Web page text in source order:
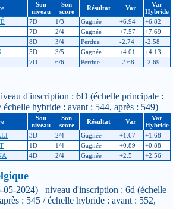
Son
niveau
Son
score
Résultat Var
Var
Hybride
7D 1/3 Gagnée +6.94
+6.82
7D 2/4 Gagnée +7.57
+7.69
8D 3/4 Perdue -2.74
-2.58
5D 3/5 Gagnée +4.01
+4.13
7D 6/6 Perdue -2.68 -2.69
d'inscription : 6D (échelle principale :
échelle hybride : avant : 544, après : 549)
Son
niveau
Son
score
Résultat Var
Var
Hybride
3D 2/4 Gagnée +1.67
+1.68
1D 1/4 Gagnée +0.89
+0.88
4D 2/4 Gagnée +2.5 +2.56
05-2024) niveau d'inscription : 6d (échelle
: 545 / échelle hybride : avant : 552,